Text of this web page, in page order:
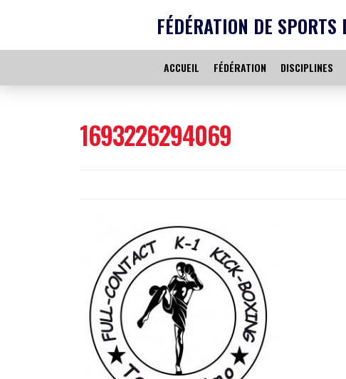
FÉDÉRATION DE
ACCUEIL FÉDÉRATION DISCIPLINES
1693226294069